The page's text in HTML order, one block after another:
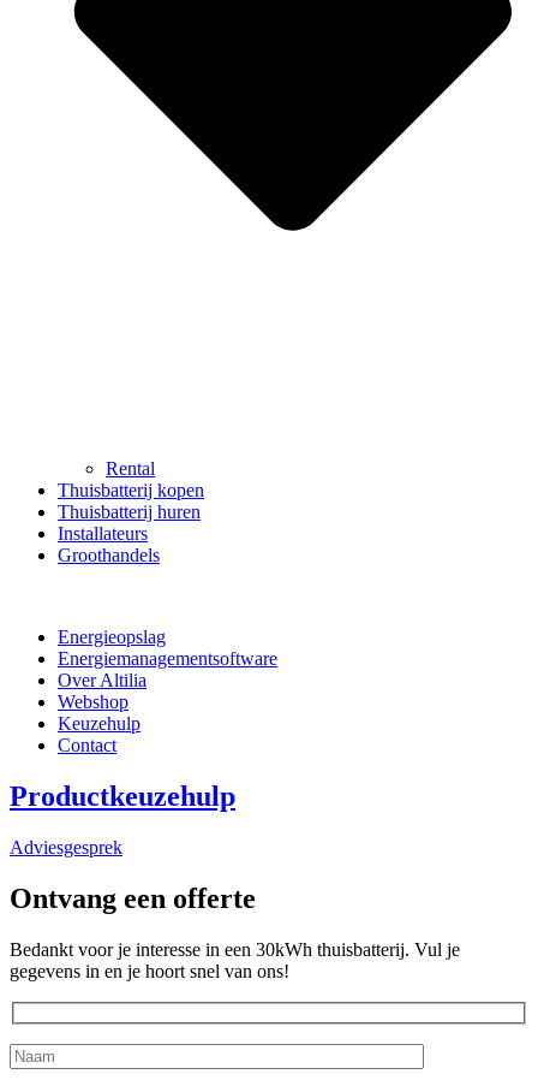
Rental
Thuisbatterij kopen
Thuisbatterij huren
Installateurs
Groothandels
Energieopslag
Energiemanagementsoftware
Over Altilia
Webshop
Keuzehulp
Contact
Productkeuzehulp
Adviesgesprek
Ontvang een offerte
Bedankt voor je interesse in een 30kWh thuisbatterij. Vul je
gegevens in en je hoort snel van ons!